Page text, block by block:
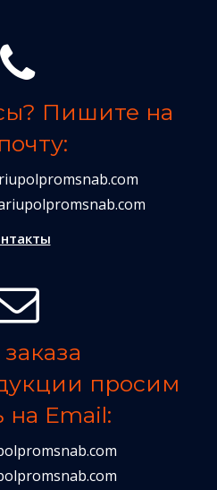
Пишите на
просим
на Email: